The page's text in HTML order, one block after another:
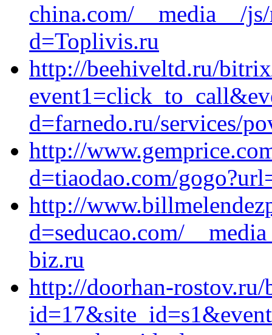
china.com/__media__/
d=Toplivis.ru
http://beehiveltd.ru/
d=farnedo.ru/services/
http://
d=tiaodao.com/
http://
d=seducao.com/
biz.ru
http://doorhan-